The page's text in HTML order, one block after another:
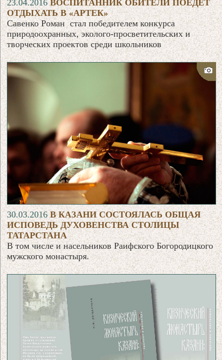
23.04.2016ВОСПИТАННИК ОБИТЕЛИ ПОЕДЕТ
ОТДЫХАТЬ В «АРТЕК»
Савенко Роман ­ стал победителем конкурса
природоохранн­ых, эколого-просветительских и
творчески­х проектов среди школьников
30.03.2016В КАЗАНИ СОСТОЯЛАСЬ ОБЩАЯ
ИСПОВЕДЬ ДУХОВЕНСТВА СТОЛИЦЫ
ТАТАРСТАНА
В том числе и насельников Раифского Богородицкого
мужского монастыря.